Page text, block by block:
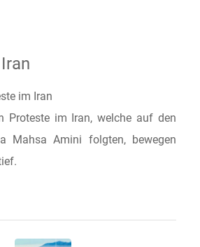
im Iran
Proteste im Iran, welche auf den
Mahsa Amini folgten, bewegen